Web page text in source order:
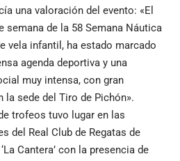
una valoración del evento: «El
semana de la 58 Semana Náutica
vela infantil, ha estado marcado
agenda deportiva y una
muy intensa, con gran
la sede del Tiro de Pichón».
trofeos tuvo lugar en las
del Real Club de Regatas de
Cantera’ con la presencia de